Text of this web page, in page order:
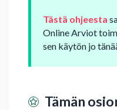
Tästä ohjeesta
Online Arviot
sen käytön jo
Tämän